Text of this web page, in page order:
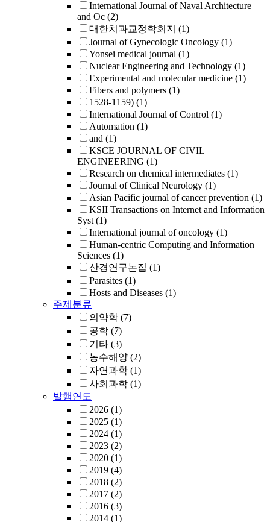
International Journal of Naval Architecture
and Oc (2)
대한치과교정학회지 (1)
Journal of Gynecologic Oncology (1)
Yonsei medical journal (1)
Nuclear Engineering and Technology (1)
Experimental and molecular medicine (1)
Fibers and polymers (1)
1528-1159) (1)
International Journal of Control (1)
Automation (1)
and (1)
KSCE JOURNAL OF CIVIL
ENGINEERING (1)
Research on chemical intermediates (1)
Journal of Clinical Neurology (1)
Asian Pacific journal of cancer prevention (1)
KSII Transactions on Internet and Information
Syst (1)
International journal of oncology (1)
Human-centric Computing and Information
Sciences (1)
산경연구논집 (1)
Parasites (1)
Hosts and Diseases (1)
주제분류
의약학 (7)
공학 (7)
기타 (3)
농수해양 (2)
자연과학 (1)
사회과학 (1)
발행연도
2026 (1)
2025 (1)
2024 (1)
2023 (2)
2020 (1)
2019 (4)
2018 (2)
2017 (2)
2016 (3)
2014 (1)